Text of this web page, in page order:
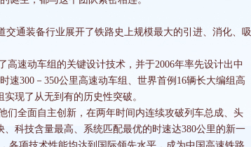
通装备行业展开了铁路史上规模最大的引进、消化、吸
速动车组的关键设计技术，并于2006年率先设计出中
速300－350公里高速动车组、世界首例16辆长大编组高
现了从无到有的历史性突破。
全面自主创新，在两年时间内连续攻破列车总成、头
科技含量最高、系统匹配最优的时速达380公里的新一